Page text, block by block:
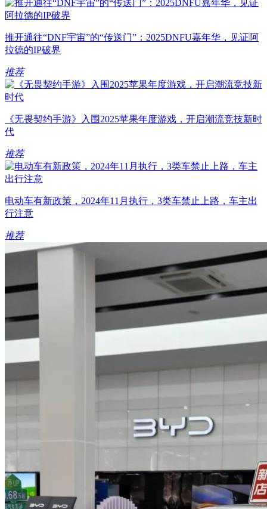
推开通往“DNF宇宙”的“传送门”：2025DNFU嘉年华，见证阿
拉德的IP破界
推荐
《无畏契约手游》入围2025苹果年度游戏，开启潮流竞技新时
代
推荐
电动车有新政策，2024年11月执行，3类车禁止上路，车主出
行注意
推荐